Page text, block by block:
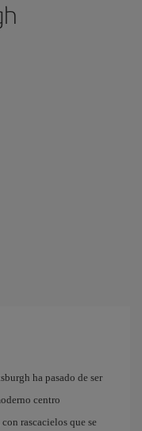
ha pasado de ser
centro
rascacielos que se